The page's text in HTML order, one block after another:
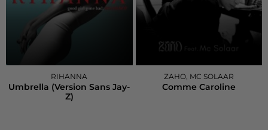
RIHANNA
Umbrella (version Sans Jay-
Z)
ZAHO, MC SOLAAR
Comme Caroline